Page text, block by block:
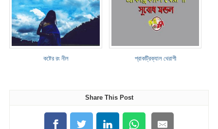
কষ্টের রং নীল প্রাকট্রিক্যাল থেরাপী
Share This Post